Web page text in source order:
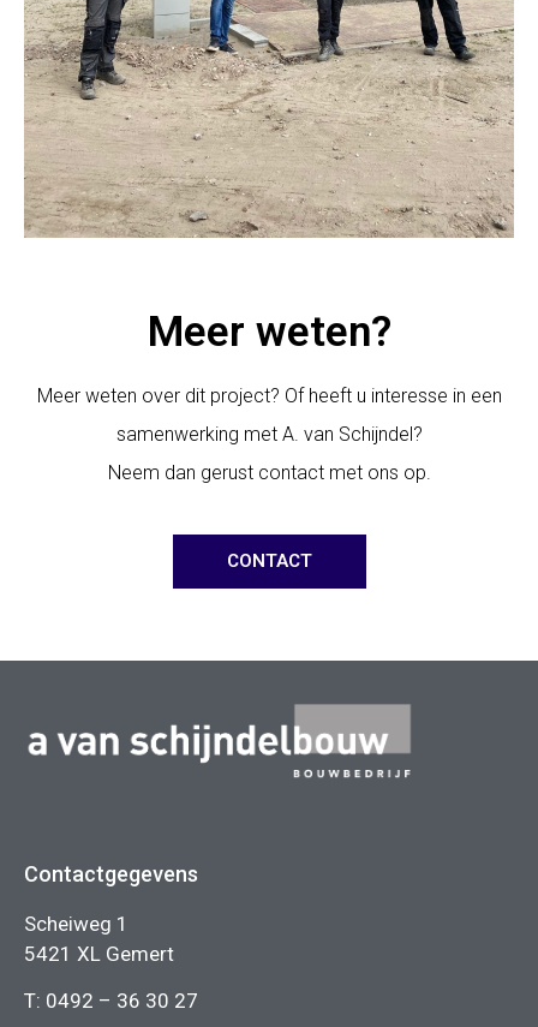
Meer weten?
Meer weten over dit project? Of heeft u interesse in een
samenwerking met A. van Schijndel?
Neem dan gerust contact met ons op.
CONTACT
Contactgegevens
Scheiweg 1
5421 XL Gemert
T: 0492 – 36 30 27